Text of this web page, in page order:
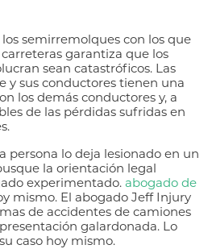
semirremolques con los que
garantiza que los
sean catastróficos. Las
y sus conductores tienen una
los demás conductores y, a
de las pérdidas sufridas en
persona lo deja lesionado en un
la orientación legal
experimentado. abogado de
mismo. El abogado Jeff Injury
de accidentes de camiones
galardonada. Lo
caso hoy mismo.